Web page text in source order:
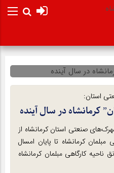
استان:
کرمانشاه در سال آینده
صنعتی استان کرمانشاه از
کرمانشاه تا پایان امسال
سال ۹۸ شاهد رونق ناحیه کارگاهی مبلمان کرمانشاه